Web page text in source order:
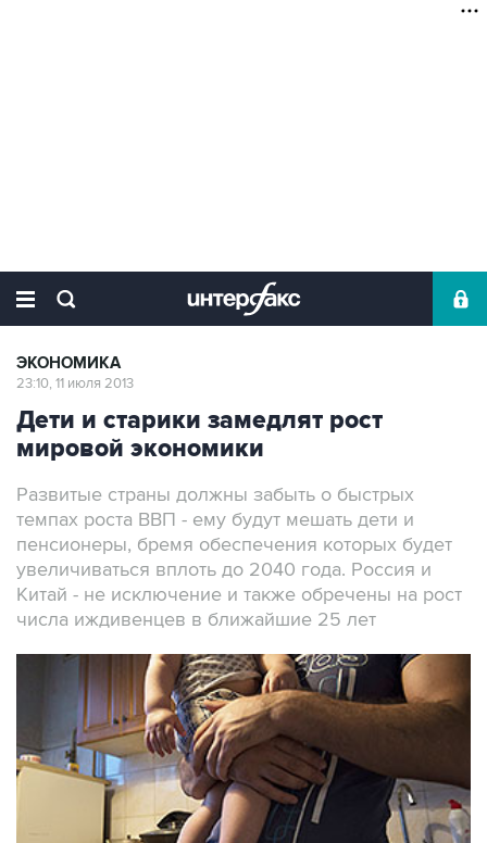
ЭКОНОМИКА
23:10, 11 июля 2013
Дети и старики замедлят рост
мировой экономики
Развитые страны должны забыть о быстрых
темпах роста ВВП - ему будут мешать дети и
пенсионеры, бремя обеспечения которых будет
увеличиваться вплоть до 2040 года. Россия и
Китай - не исключение и также обречены на рост
числа иждивенцев в ближайшие 25 лет